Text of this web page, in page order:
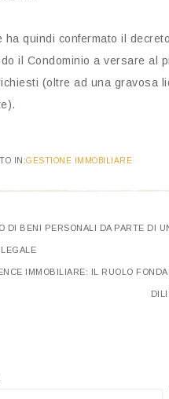
ha quindi confermato il
il Condominio a versare al
(oltre ad una gravosa
IN:GESTIONE IMMOBILIARE
DI BENI PERSONALI DA PARTE DI
IMMOBILIARE: IL RUOLO